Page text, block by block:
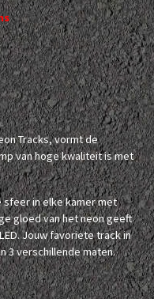
Tracks, vormt de
van hoge kwaliteit is met
sfeer in elke kamer met
gloed van het neon geeft
Jouw favoriete track in
3 verschillende maten.